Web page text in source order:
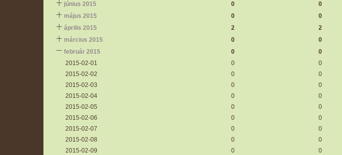
június 2015
0 0
május 2015
0 0
április 2015
2 2
március 2015
0 0
február 2015
0 0
2015-02-01
0 0
2015-02-02
0 0
2015-02-03
0 0
2015-02-04
0 0
2015-02-05
0 0
2015-02-06
0 0
2015-02-07
0 0
2015-02-08
0 0
2015-02-09
0 0